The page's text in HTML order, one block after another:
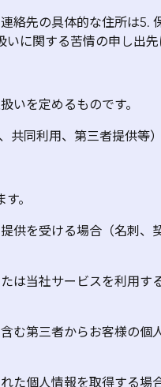
絡先の具体的な住所は5.
に関する苦情の申し出先
いを定めるものです。
共同利用、第三者提供等）
。
供を受ける場合（名刺、
は当社サービスを利用す
む第三者からお客様の個
た個人情報を取得する場